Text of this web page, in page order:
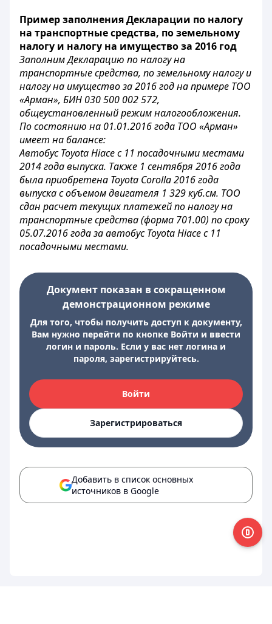
Пример заполнения Декларации по налогу
на транспортные средства, по земельному
налогу и налогу на имущество за 2016 год
Заполним Декларацию по налогу на
транспортные средства, по земельному налогу и
налогу на имущество за 2016 год на примере ТОО
«Арман», БИН 030 500 002 572,
общеустановленный режим налогообложения.
По состоянию на 01.01.2016 года ТОО «Арман»
имеет на балансе:
Автобус Toyota Hiace с 11 посадочными местами
2014 года выпуска. Также 1 сентября 2016 года
была приобретена Toyota Corolla 2016 года
выпуска с объемом двигателя 1 329 куб.см. ТОО
сдан расчет текущих платежей по налогу на
транспортные средства (форма 701.00) по сроку
05.07.2016 года за автобус Toyota Hiace с 11
посадочными местами.
Документ показан в сокращенном
демонстрационном режиме
Для того, чтобы получить доступ к документу,
Вам нужно перейти по кнопке Войти и ввести
логин и пароль. Если у вас нет логина и
пароля, зарегистрируйтесь.
Войти
Зарегистрироваться
Добавить в список основных
источников в Google